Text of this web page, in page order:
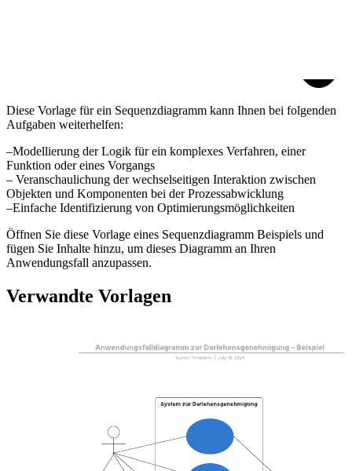
Diese Vorlage für ein Sequenzdiagramm kann Ihnen bei folgenden
Aufgaben weiterhelfen:
–Modellierung der Logik für ein komplexes Verfahren, einer
Funktion oder eines Vorgangs
– Veranschaulichung der wechselseitigen Interaktion zwischen
Objekten und Komponenten bei der Prozessabwicklung
–Einfache Identifizierung von Optimierungsmöglichkeiten
Öffnen Sie diese Vorlage eines Sequenzdiagramm Beispiels und
fügen Sie Inhalte hinzu, um dieses Diagramm an Ihren
Anwendungsfall anzupassen.
Verwandte Vorlagen